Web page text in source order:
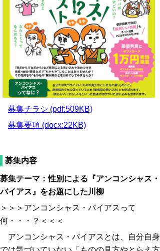
募集チラシ (pdf:509KB)
募集要項 (docx:22KB)
募集内容
募集テーマ：性別による『アンコンシャス・
バイアス』をお題にした川柳
＞＞＞アンコンシャス・バイアスって
何・・・？＜＜＜
アンコンシャス・バイアスとは、自分自身